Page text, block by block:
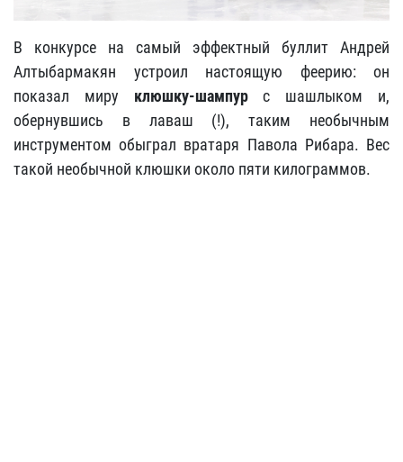
В конкурсе на самый эффектный буллит Андрей
Алтыбармакян устроил настоящую феерию: он
показал миру клюшку-шампурс шашлыком и,
обернувшись в лаваш (!), таким необычным
инструментом обыграл вратаря Павола Рибара. Вес
такой необычной клюшки около пяти килограммов.